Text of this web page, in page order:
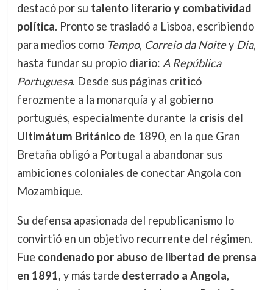
destacó por su talento literario y combatividad
política. Pronto se trasladó a Lisboa, escribiendo
para medios como Tempo, Correio da Noitey Dia,
hasta fundar su propio diario: A República
Portuguesa. Desde sus páginas criticó
ferozmente a la monarquía y al gobierno
portugués, especialmente durante la crisis del
Ultimátum Británicode 1890, en la que Gran
Bretaña obligó a Portugal a abandonar sus
ambiciones coloniales de conectar Angola con
Mozambique.
Su defensa apasionada del republicanismo lo
convirtió en un objetivo recurrente del régimen.
Fue condenado por abuso de libertad de prensa
en 1891, y más tarde desterrado a Angola,